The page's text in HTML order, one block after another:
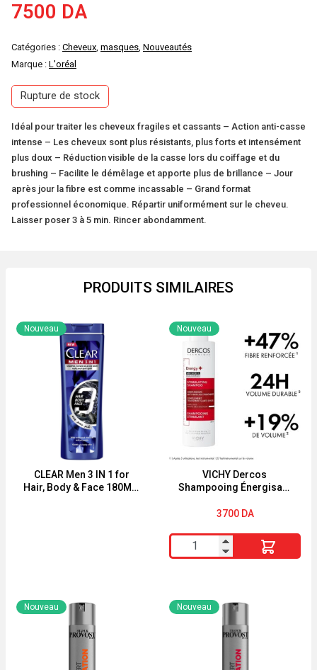
7500 DA
Catégories : Cheveux, masques, Nouveautés
Marque : L'oréal
Rupture de stock
Idéal pour traiter les cheveux fragiles et cassants – Action anti-casse
intense – Les cheveux sont plus résistants, plus forts et intensément
plus doux – Réduction visible de la casse lors du coiffage et du
brushing – Facilite le démêlage et apporte plus de brillance – Jour
après jour la fibre est comme incassable – Grand format
professionnel économique. Répartir uniformément sur le cheveu.
Laisser poser 3 à 5 min. Rincer abondamment.
PRODUITS SIMILAIRES
CLEAR Men 3 IN 1 for
Hair, Body & Face 180ML-
Nouveau
VICHY Dercos
Shampooing Énergisant
Nouveau
3700 DA
quantité
de
Dercos
Shampooing
Nouveau Nouveau